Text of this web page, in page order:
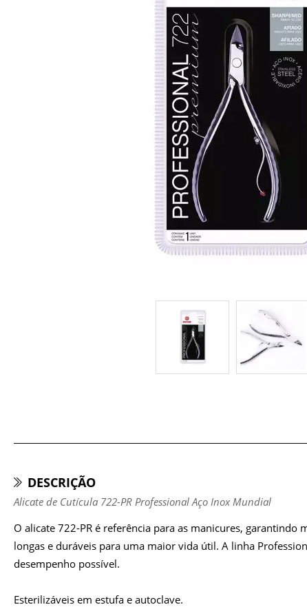
DESCRIÇÃO
Alicate de Cutícula 722-PR Professional Aço Inox Mundial
O alicate 722-PR é referência para as manicures,
longas e duráveis para uma maior vida útil. A linha
desempenho possível.
Esterilizáveis em estufa e autoclave.